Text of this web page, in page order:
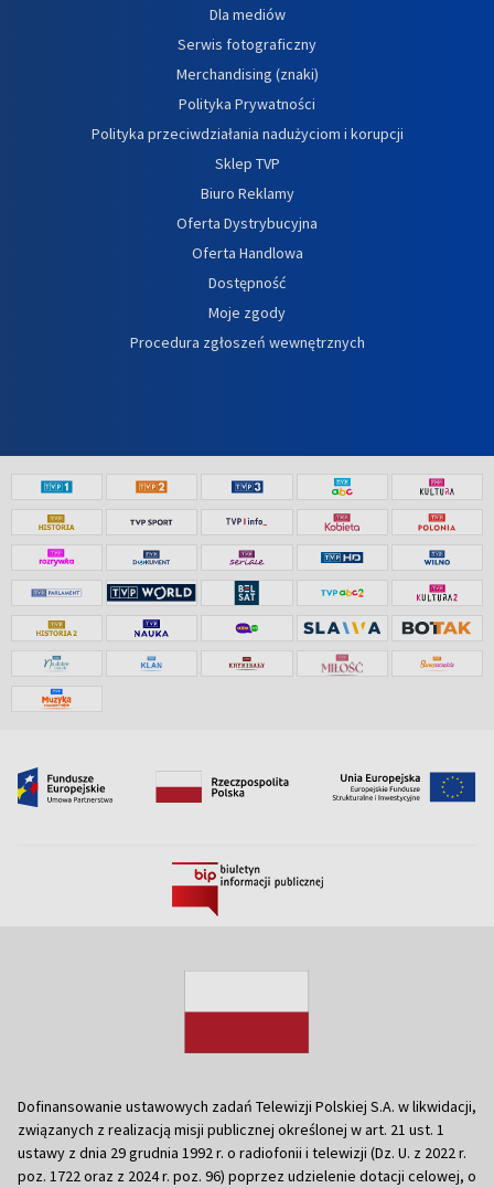
Dla mediów
Serwis fotograficzny
Merchandising (znaki)
Polityka Prywatności
Polityka przeciwdziałania nadużyciom i korupcji
Sklep TVP
Biuro Reklamy
Oferta Dystrybucyjna
Oferta Handlowa
Dostępność
Moje zgody
Procedura zgłoszeń wewnętrznych
Dofinansowanie ustawowych zadań Telewizji Polskiej S.A. w likwidacji,
związanych z realizacją misji publicznej określonej w art. 21 ust. 1
ustawy z dnia 29 grudnia 1992 r. o radiofonii i telewizji (Dz. U. z 2022 r.
poz. 1722 oraz z 2024 r. poz. 96) poprzez udzielenie dotacji celowej, o